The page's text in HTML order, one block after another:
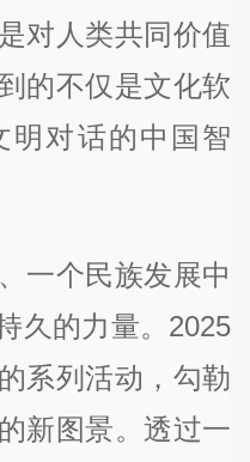
对人类共同价值
的不仅是文化软
明对话的中国智
一个民族发展中
久的力量。2025
系列活动，勾勒
新图景。透过一